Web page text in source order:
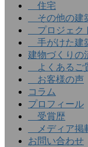
住宅
その他の建
プロジェク
手がけた建
建物づくりの
よくあるご
お客様の声
コラム
プロフィール
受賞歴
メディア掲
お問い合わせ